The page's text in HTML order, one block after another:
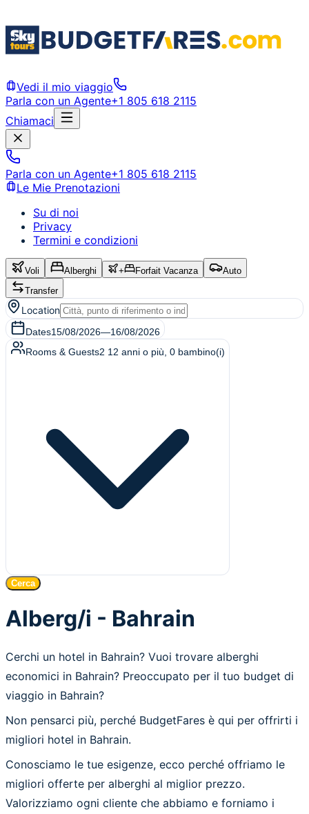
Vedi il mio viaggio
Parla con un Agente+1 805 618 2115
Chiamaci
Parla con un Agente+1 805 618 2115
Le Mie Prenotazioni
Su di noi
Privacy
Termini e condizioni
Voli Alberghi + Forfait Vacanza
Auto
Transfer
Location
Dates15/08/2026—16/08/2026
Rooms & Guests2 12 anni o più 0 bambino(i)
Cerca
Alberg/i - Bahrain
Cerchi un hotel in Bahrain? Vuoi trovare alberghi
economici in Bahrain? Preoccupato per il tuo budget di
viaggio in Bahrain?
Non pensarci più, perché BudgetFares è qui per offrirti i
migliori hotel in Bahrain.
Conosciamo le tue esigenze, ecco perché offriamo le
migliori offerte per alberghi al miglior prezzo.
Valorizziamo ogni cliente che abbiamo e forniamo i